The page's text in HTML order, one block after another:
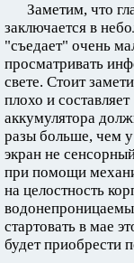
Заметим, что
заключается в
"съедает" очень
просматривать
свете. Стоит
плохо и
аккумулятора
разы больше, чем
экран не
при помощи
на целостность
стартовать в мае
будет приобрести